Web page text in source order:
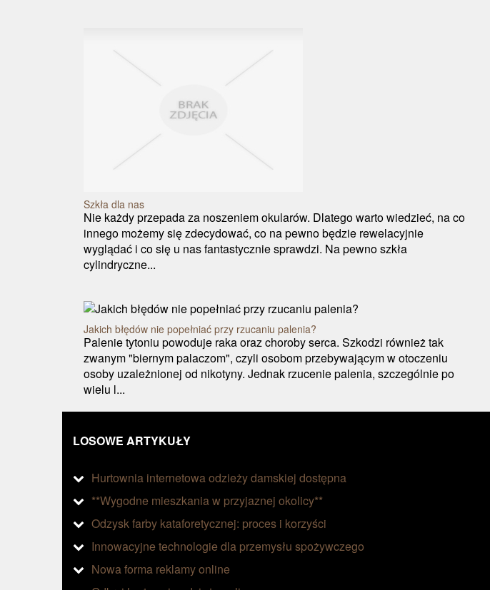
Szkła dla nas
Nie każdy przepada za noszeniem okularów. Dlatego warto wiedzieć, na co
innego możemy się zdecydować, co na pewno będzie rewelacyjnie
wyglądać i co się u nas fantastycznie sprawdzi. Na pewno szkła
cylindryczne...
Jakich błędów nie popełniać przy rzucaniu palenia?
Palenie tytoniu powoduje raka oraz choroby serca. Szkodzi również tak
zwanym "biernym palaczom", czyli osobom przebywającym w otoczeniu
osoby uzależnionej od nikotyny. Jednak rzucenie palenia, szczególnie po
wielu l...
LOSOWE ARTYKUŁY
Hurtownia internetowa odzieży damskiej dostępna
**Wygodne mieszkania w przyjaznej okolicy**
Odzysk farby kataforetycznej: proces i korzyści
Innowacyjne technologie dla przemysłu spożywczego
Nowa forma reklamy online